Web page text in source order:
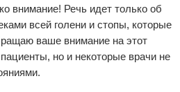
внимание! Речь идет только об
всей голени и стопы, которые
ваше внимание на этот
но и некоторые врачи не